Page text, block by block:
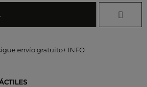
envío gratuito+ INFO